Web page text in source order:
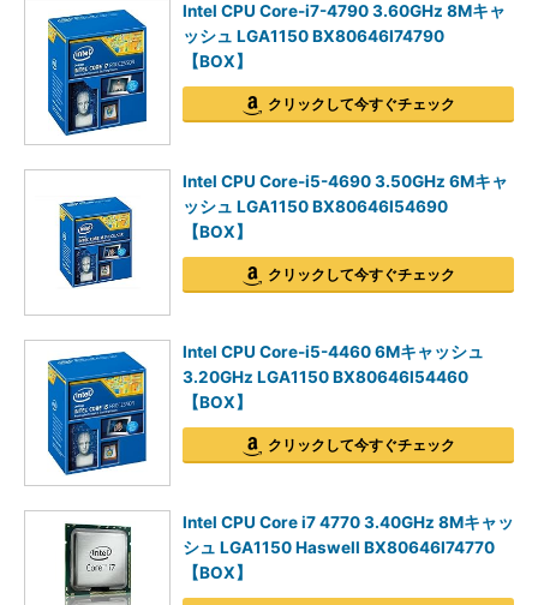
Intel CPU Core-i7-4790 3.60GHz 8Mキャ
ッシュ LGA1150 BX80646I74790
【BOX】
クリックして今すぐチェック
Intel CPU Core-i5-4690 3.50GHz 6Mキャ
ッシュ LGA1150 BX80646I54690
【BOX】
クリックして今すぐチェック
Intel CPU Core-i5-4460 6Mキャッシュ
3.20GHz LGA1150 BX80646I54460
【BOX】
クリックして今すぐチェック
Intel CPU Core i7 4770 3.40GHz 8Mキャッ
シュ LGA1150 Haswell BX80646I74770
【BOX】